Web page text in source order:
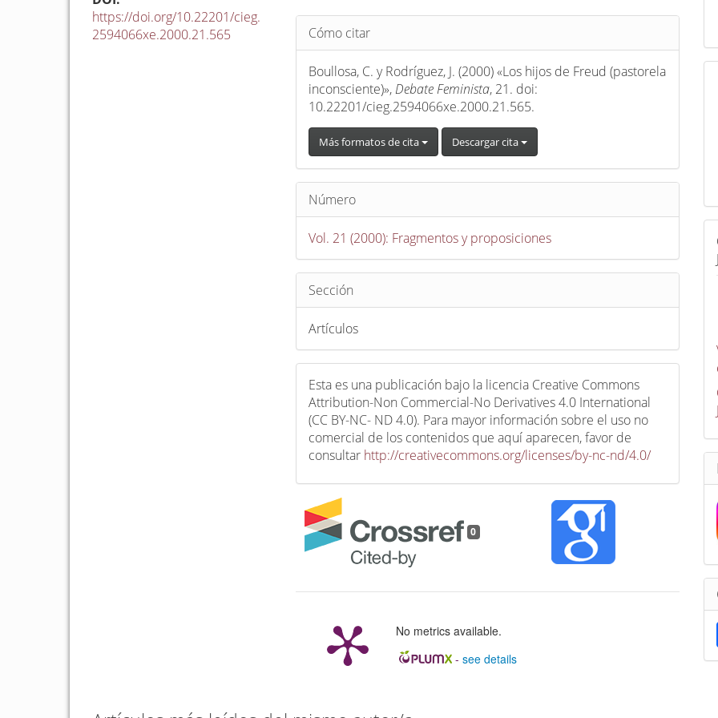
https://doi.org/10.22201/cieg.
2594066xe.2000.21.565
Detalles
del
artículo
Cómo citar
Boullosa, C. y Rodríguez, J. (2000) «Los hijos de Freud (pastorela
inconsciente)», Debate Feminista, 21. doi:
10.22201/cieg.2594066xe.2000.21.565.
Más formatos de cita Descargar cita
Número
Vol. 21 (2000): Fragmentos y proposiciones
Sección
Artículos
Esta es una publicación bajo la licencia Creative Commons
Attribution-Non Commercial-No Derivatives 4.0 International
(CC BY-NC- ND 4.0). Para mayor información sobre el uso no
comercial de los contenidos que aquí aparecen, favor de
consultar http://creativecommons.org/licenses/by-nc-nd/4.0/
0
No metrics available.
-see details
t
i